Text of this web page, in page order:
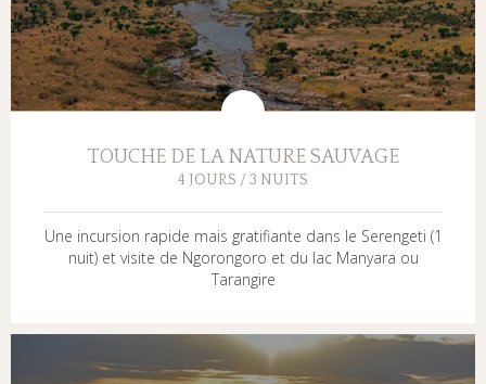
TOUCHE DE LA NATURE SAUVAGE
4 JOURS / 3 NUITS
Une incursion rapide mais gratifiante dans le Serengeti (1
nuit) et visite de Ngorongoro et du lac Manyara ou
Tarangire